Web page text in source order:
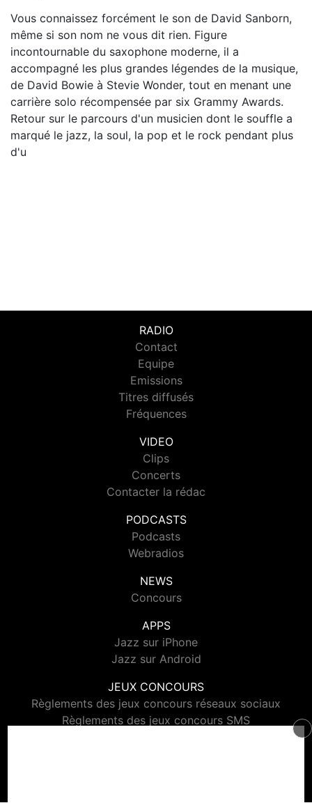
Vous connaissez forcément le son de David Sanborn,
même si son nom ne vous dit rien. Figure
incontournable du saxophone moderne, il a
accompagné les plus grandes légendes de la musique,
de David Bowie à Stevie Wonder, tout en menant une
carrière solo récompensée par six Grammy Awards.
Retour sur le parcours d'un musicien dont le souffle a
marqué le jazz, la soul, la pop et le rock pendant plus
d'u
RADIO
Contact
Equipe
Emissions
Titres diffusés
Fréquences
VIDEO
Clips
Concerts
Contacter la rédac
PODCASTS
Podcasts
Webradios
NEWS
Concours
APPS
Jazz sur iPhone
Jazz sur Android
JEUX CONCOURS
Règlements des jeux concours réseaux sociaux
Règlements des jeux concours SMS